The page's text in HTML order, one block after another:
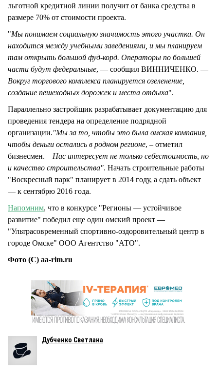
льготной кредитной линии получит от банка средства в
размере 70% от стоимости проекта.
"Мы понимаем социальную значимость этого участка. Он
находится между учебными заведениями, и мы планируем
там открыть большой фуд-корд. Операторы по большей
части будут федеральные, — сообщил ВИННИЧЕНКО. —
Вокруг торгового комплекса планируется озеленение,
создание пешеходных дорожек и места отдыха".
Параллельно застройщик разрабатывает документацию для
проведения тендера на определение подрядной
организации."Мы за то, чтобы это была омская компания,
чтобы деньги остались в родном регионе, – отметил
бизнесмен. – Нас интересует не только себестоимость, но
и качество строительства". Начать строительные работы
"Воскресный парк" планирует в 2014 году, а сдать объект
— к сентябрю 2016 года.
Напомним, что в конкурсе "Регионы — устойчивое
развитие" победил еще один омский проект —
"Ультрасовременный спортивно-оздоровительный центр в
городе Омске" ООО Агентство "АТО".
Фото (С) aa-rim.ru
Дубченко Светлана